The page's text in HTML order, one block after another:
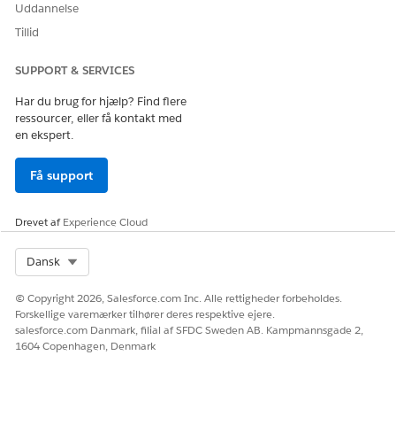
Giv os besked, så vi kan forbedre os!
Ja
Uddannelse
Tillid
SUPPORT & SERVICES
Har du brug for hjælp? Find flere
ressourcer, eller få kontakt med
en ekspert.
Få support
Drevet afExperience Cloud
Dansk
© Copyright 2026, Salesforce.com Inc. Alle rettigheder forbeholdes.
Forskellige varemærker tilhører deres respektive ejere.
salesforce.com Danmark, filial af SFDC Sweden AB. Kampmannsgade 2,
1604 Copenhagen, Denmark